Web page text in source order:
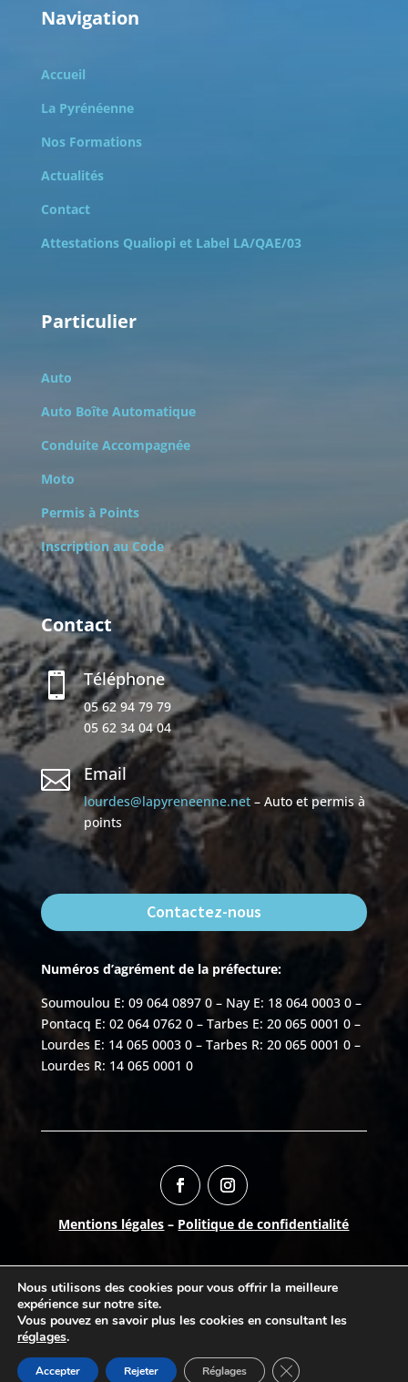
Navigation
Accueil
La Pyrénéenne
Nos Formations
Actualités
Contact
Attestations Qualiopi et Label LA/QAE/03
Particulier
Auto
Auto Boîte Automatique
Conduite Accompagnée
Moto
Permis à Points
Inscription au Code
Contact
 Téléphone
05 62 94 79 79
05 62 34 04 04
 Email
lourdes@lapyreneenne.net– Auto et permis à
points
Contactez-nous
Numéros d’agrément de la préfecture:
Soumoulou E: 09 064 0897 0 – Nay E: 18 064 0003 0 –
Pontacq E: 02 064 0762 0 – Tarbes E: 20 065 0001 0 –
Lourdes E: 14 065 0003 0 – Tarbes R: 20 065 0001 0 –
Lourdes R: 14 065 0001 0
Mentions légales – Politique de confidentialité
©2026Break-Out Company- Agence de
communication
Nous utilisons des cookies pour vous offrir la meilleure
expérience sur notre site.
Vous pouvez en savoir plus les cookies en consultant les
réglages.
Accepter Rejeter Réglages Fermer la bannière